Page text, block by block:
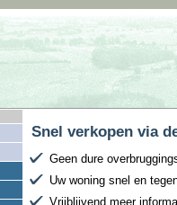
Snel verkopen via
Geen dure
Uw woning snel en
Vrijblijvend meer